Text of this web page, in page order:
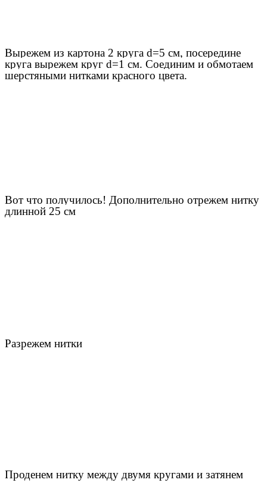
Вырежем из картона 2 круга d=5 см, посередине
круга вырежем круг d=1 см. Соединим и обмотаем
шерстяными нитками красного цвета.
Вот что получилось! Дополнительно отрежем нитку
длинной 25 см
Разрежем нитки
Проденем нитку между двумя кругами и затянем